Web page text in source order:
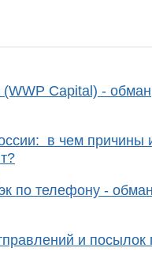
Capital) -
в чем причины
по телефону -
и посылок